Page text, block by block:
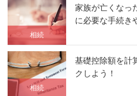
相続
家族が亡くなっ
に必要な手続き
相続
基礎控除額を計
クしよう！